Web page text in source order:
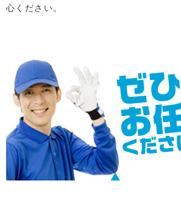
心ください。